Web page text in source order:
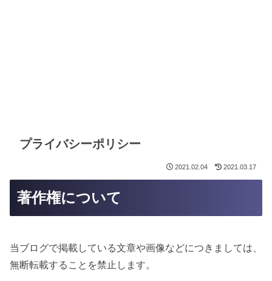
プライバシーポリシー
2021.02.04 2021.03.17
著作権について
当ブログで掲載している文章や画像などにつきましては、
無断転載することを禁止します。